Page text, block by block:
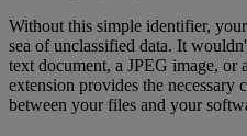
Without this simple identifier,
sea of unclassified data. It
text document, a JPEG image, or
extension provides the necessary
between your files and your